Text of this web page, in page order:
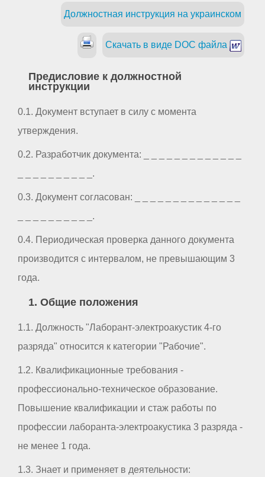
Должностная инструкция на украинском
Скачать в виде DOC файла
Предисловие к должностной
инструкции
0.1. Документ вступает в силу с момента
утверждения.
0.2. Разработчик документа: _ _ _ _ _ _ _ _ _ _ _ _ _
_ _ _ _ _ _ _ _ _ _.
0.3. Документ согласован: _ _ _ _ _ _ _ _ _ _ _ _ _ _
_ _ _ _ _ _ _ _ _ _.
0.4. Периодическая проверка данного документа
производится с интервалом, не превышающим 3
года.
1. Общие положения
1.1. Должность "Лаборант-электроакустик 4-го
разряда" относится к категории "Рабочие".
1.2. Квалификационные требования -
профессионально-техническое образование.
Повышение квалификации и стаж работы по
профессии лаборанта-электроакустика 3 разряда -
не менее 1 года.
1.3. Знает и применяет в деятельности: